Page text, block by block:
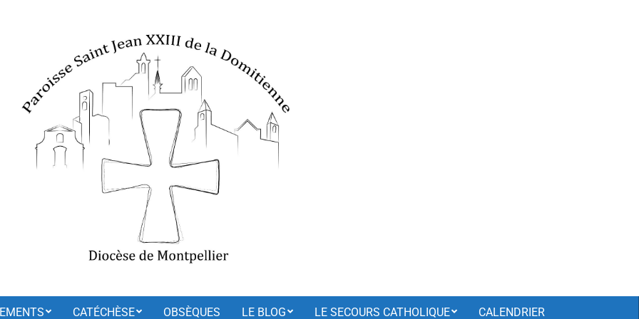
CATÉCHÈSE OBSÈQUES LE BLOG LE SECOURS CATHOLIQUE CALENDRIER